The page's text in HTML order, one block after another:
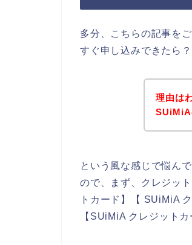
多分、こちらの記事を
すぐ申し込みできたら
理由は
SUiMiA
という風な感じで悩ん
ので、まず、クレジッ
トカード】【 SUiMiA
【SUiMiA クレジット